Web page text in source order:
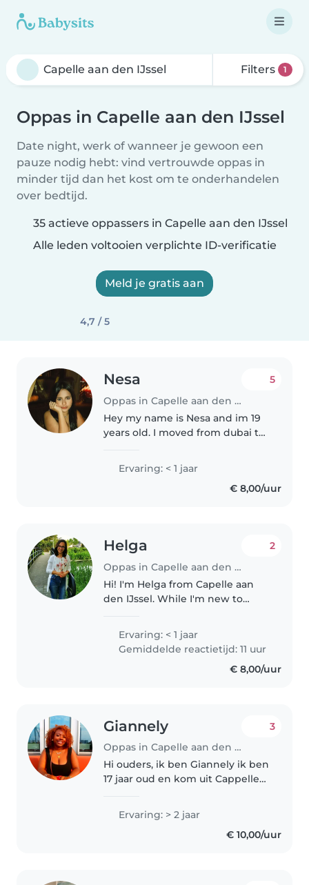
Filters 1
Oppas in Capelle aan den IJssel
Date night, werk of wanneer je gewoon een
pauze nodig hebt: vind vertrouwde oppas in
minder tijd dan het kost om te onderhandelen
over bedtijd.
35 actieve oppassers in Capelle aan den IJssel
Alle leden voltooien verplichte ID-verificatie
Meld je gratis aan
4,7 / 5
Nesa
Oppas in Capelle aan den IJssel
5
Hey my name is Nesa and im 19
years old. I moved from dubai to
my studies. I love babysitting
kids and i have done it a few
times before. I am very good..
Ervaring: < 1 jaar
€ 8,00/uur
Helga
Oppas in Capelle aan den IJssel
2
Hi! I'm Helga from Capelle aan
den IJssel. While I'm new to
children and really enjoy it. I
enjoy playing games, reading,..
Ervaring: < 1 jaar
Gemiddelde reactietijd: 11 uur
€ 8,00/uur
Giannely
Oppas in Capelle aan den IJssel
3
Hi ouders, ik ben Giannely ik ben
17 jaar oud en kom uit Cappelle
leuk en ben gewend om met ze
om te gaan. Ik heb al vaker
opgepast op verschillende..
Ervaring: > 2 jaar
€ 10,00/uur